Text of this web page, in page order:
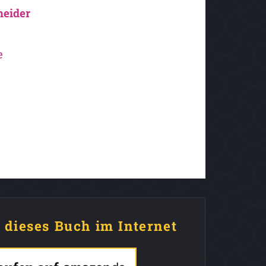
dieses Buch im Internet